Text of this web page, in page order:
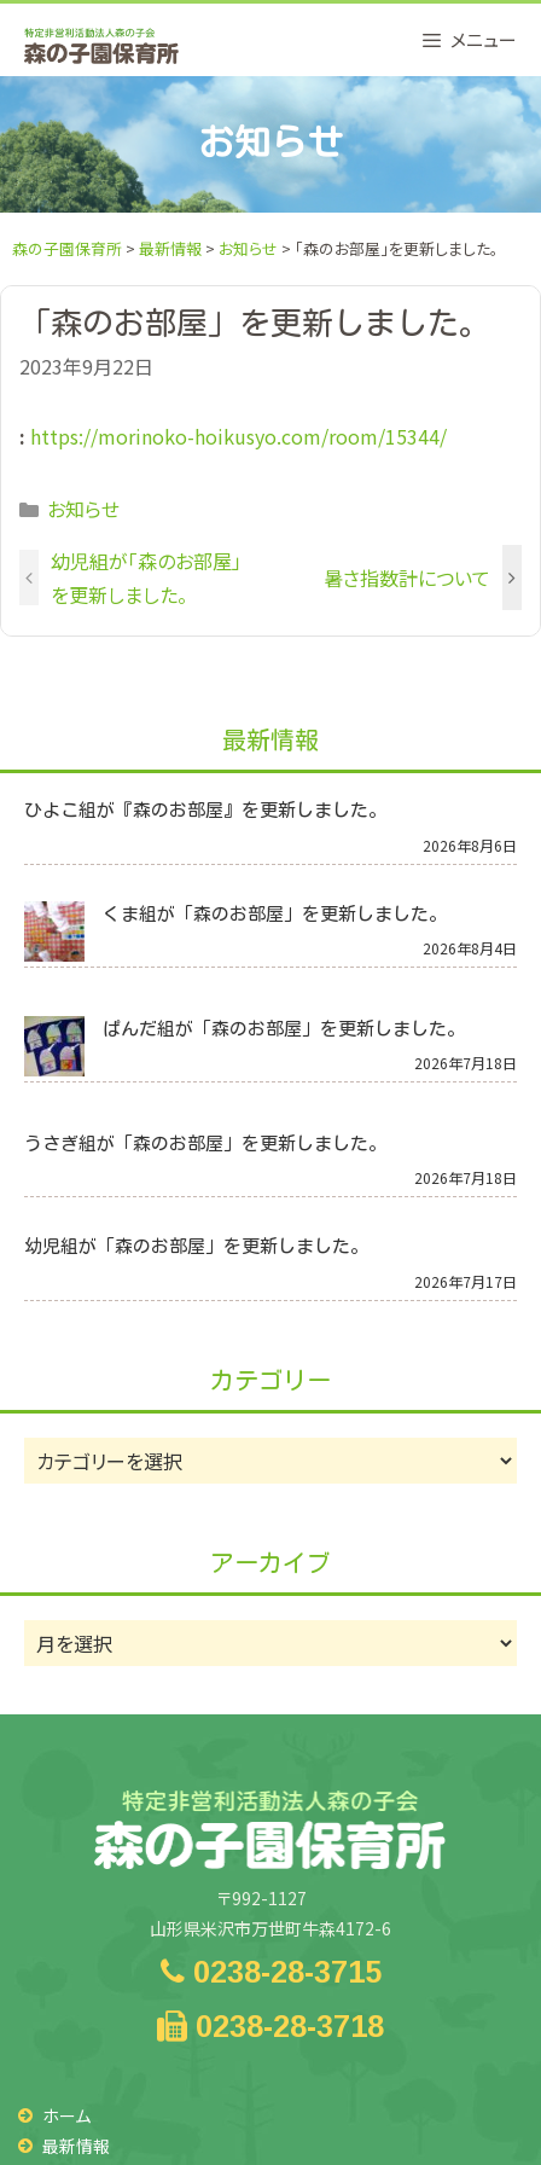
content
メニュー
お知らせ
森の子園保育所 > 最新情報 > お知らせ > 「森のお部屋」を更新しました。
「森のお部屋」を更新しました。
2023年9月22日
: https://morinoko-hoikusyo.com/room/15344/
Categories
お知らせ
幼児組が「森のお部屋」
を更新しました。
暑さ指数計について
最新情報
ひよこ組が『森のお部屋』を更新しました。
2026年8月6日
くま組が「森のお部屋」を更新しました。
2026年8月4日
ぱんだ組が「森のお部屋」を更新しました。
2026年7月18日
うさぎ組が「森のお部屋」を更新しました。
2026年7月18日
幼児組が「森のお部屋」を更新しました。
2026年7月17日
カテゴリー
カ
テ
アーカイブ
ー
〒992-1127
山形県米沢市万世町牛森4172-6
0238-28-3715
0238-28-3718
ホーム
最新情報